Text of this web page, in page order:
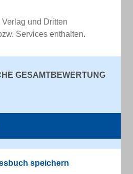
und Dritten
Services enthalten.
GESAMTBEWERTUNG
speichern